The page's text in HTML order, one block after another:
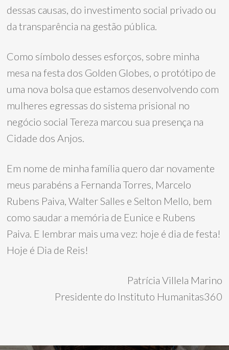
dessas causas, do investimento social privado ou
da transparência na gestão pública.
Como símbolo desses esforços, sobre minha
mesa na festa dos Golden Globes, o protótipo de
uma nova bolsa que estamos desenvolvendo com
mulheres egressas do sistema prisional no
negócio social Tereza marcou sua presença na
Cidade dos Anjos.
Em nome de minha família quero dar novamente
meus parabéns a Fernanda Torres, Marcelo
Rubens Paiva, Walter Salles e Selton Mello, bem
como saudar a memória de Eunice e Rubens
Paiva. E lembrar mais uma vez: hoje é dia de festa!
Hoje é Dia de Reis!
Patrícia Villela Marino
Presidente do Instituto Humanitas360